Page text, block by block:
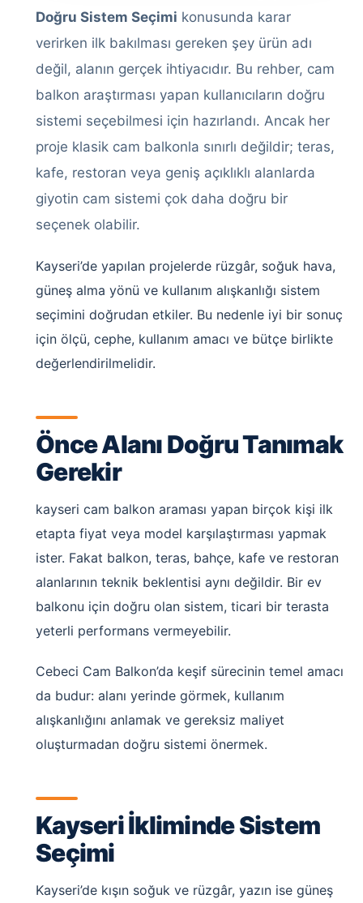
Doğru Sistem Seçimi konusunda karar
verirken ilk bakılması gereken şey ürün adı
değil, alanın gerçek ihtiyacıdır. Bu rehber, cam
balkon araştırması yapan kullanıcıların doğru
sistemi seçebilmesi için hazırlandı. Ancak her
proje klasik cam balkonla sınırlı değildir; teras,
kafe, restoran veya geniş açıklıklı alanlarda
giyotin cam sistemi çok daha doğru bir
seçenek olabilir.
Kayseri’de yapılan projelerde rüzgâr, soğuk hava,
güneş alma yönü ve kullanım alışkanlığı sistem
seçimini doğrudan etkiler. Bu nedenle iyi bir sonuç
için ölçü, cephe, kullanım amacı ve bütçe birlikte
değerlendirilmelidir.
Önce Alanı Doğru Tanımak
Gerekir
kayseri cam balkon araması yapan birçok kişi ilk
etapta fiyat veya model karşılaştırması yapmak
ister. Fakat balkon, teras, bahçe, kafe ve restoran
alanlarının teknik beklentisi aynı değildir. Bir ev
balkonu için doğru olan sistem, ticari bir terasta
yeterli performans vermeyebilir.
Cebeci Cam Balkon’da keşif sürecinin temel amacı
da budur: alanı yerinde görmek, kullanım
alışkanlığını anlamak ve gereksiz maliyet
oluşturmadan doğru sistemi önermek.
Kayseri İkliminde Sistem
Seçimi
Kayseri’de kışın soğuk ve rüzgâr, yazın ise güneş